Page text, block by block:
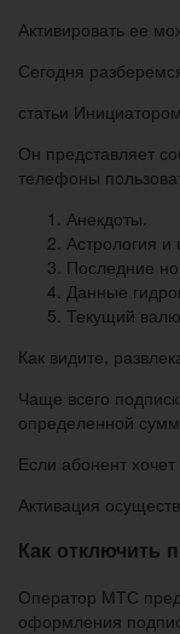
Активировать ее
Сегодня
статьи
Он представляет
телефоны
Анекдоты.
Астрология и
Последние
Данные
Текущий
Как видите,
Чаще всего
определенной
Если абонент
Активация
Как отключить
Оператор МТС
оформления